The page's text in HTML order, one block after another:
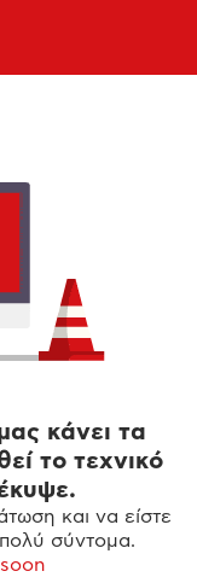
κάνει τα
το τεχνικό
και να είστε
σύντομα.